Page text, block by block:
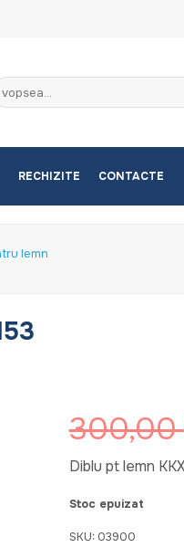
RECHIZITE CONTACTE
lemn
300,00
Diblu pt lemn
Stoc epuizat
SKU: 03900